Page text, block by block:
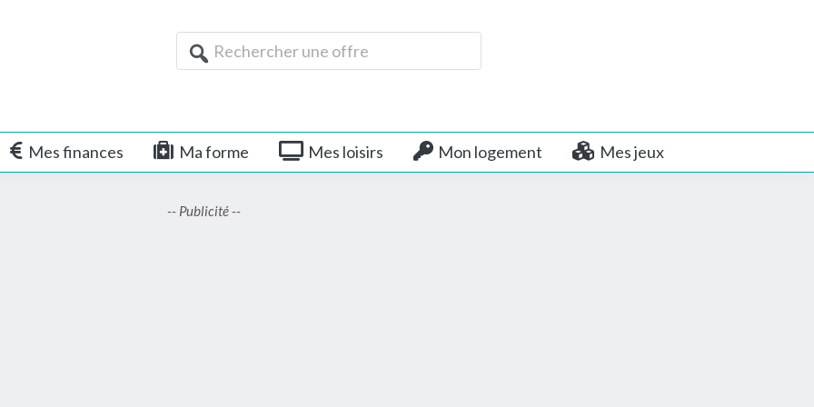
Rechercher
une
Mes finances Ma forme Mes loisirs Mon logement Mes jeux
-- Publicité --